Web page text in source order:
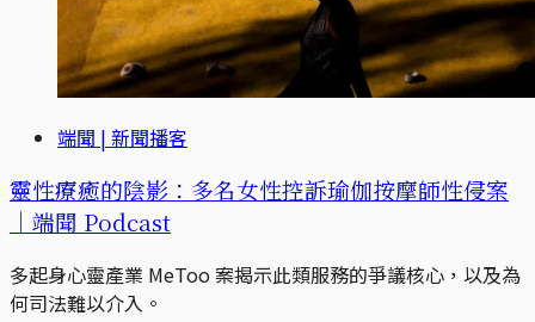
端聞 | 新聞播客
靈性療癒的陰影：多名女性控訴瑜伽按摩師性侵案
｜端聞 Podcast
多起身心靈產業 MeToo 案揭示此類服務的爭議核心，以及為
何司法難以介入。